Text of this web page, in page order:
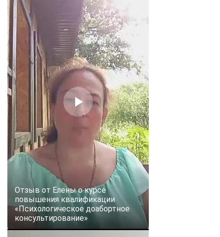
Отзыв от Елены о курсе
повышения квалификации
«Психологическое доабортное
консультирование»